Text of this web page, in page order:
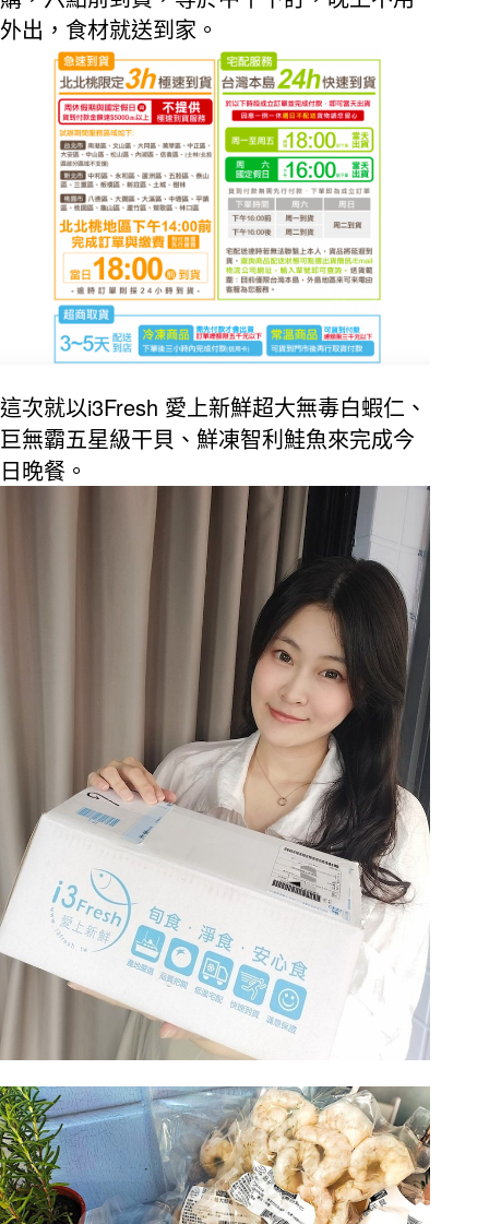
外出，食材就送到家。
這次就以i3Fresh 愛上新鮮超大無毒白蝦仁、
巨無霸五星級干貝、鮮凍智利鮭魚來完成今
日晚餐。